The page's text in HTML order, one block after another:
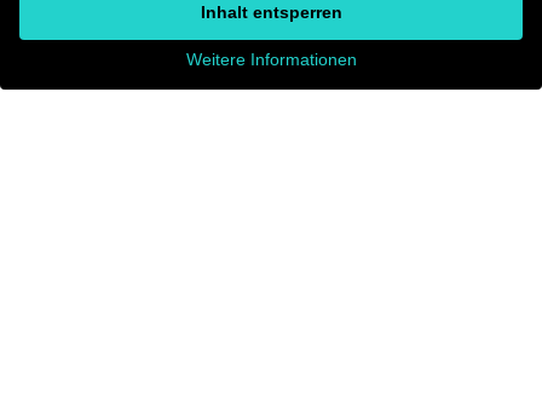
Inhalt entsperren
Weitere Informationen